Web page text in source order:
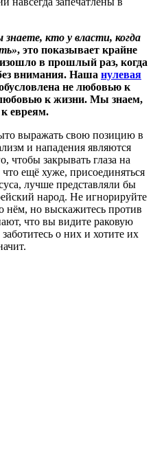
знаете, кто у власти, когда
, это показывает крайне
в прошлый раз, когда
внимания. Наша нулевая
не любовью к
к жизни. Мы знаем,
к евреям.
выражать свою позицию в
и нападения являются
чтобы закрывать глаза на
ещё хуже, присоединяться
лучше представляли бы
народ. Не игнорируйте
нём, но выскажитесь против
что вы видите раковую
о них и хотите их